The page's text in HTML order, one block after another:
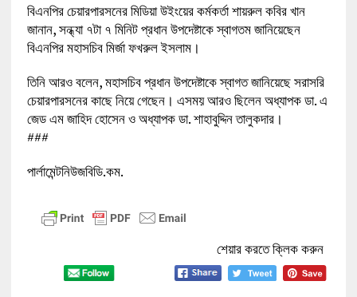
বিএনপির চেয়ারপারসনের মিডিয়া উইংয়ের কর্মকর্তা শায়রুল কবির খান
জানান, সন্ধ্যা ৭টা ৭ মিনিট প্রধান উপদেষ্টাকে স্বাগতম জানিয়েছেন
বিএনপির মহাসচিব মির্জা ফখরুল ইসলাম।
তিনি আরও বলেন, মহাসচিব প্রধান উপদেষ্টাকে স্বাগত জানিয়েছে সরাসরি
চেয়ারপারসনের কাছে নিয়ে গেছেন। এসময় আরও ছিলেন অধ্যাপক ডা. এ
জেড এম জাহিদ হোসেন ও অধ্যাপক ডা. শাহাবুদ্দিন তালুকদার।
###
পার্লামেন্টনিউজবিডি.কম.
শেয়ার করতে ক্লিক করুন